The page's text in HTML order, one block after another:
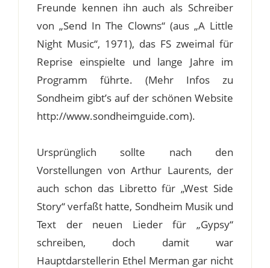
Freunde kennen ihn auch als Schreiber
von „Send In The Clowns“ (aus „A Little
Night Music“, 1971), das FS zweimal für
Reprise einspielte und lange Jahre im
Programm führte. (Mehr Infos zu
Sondheim gibt’s auf der schönen Website
http://www.sondheimguide.com).
Ursprünglich sollte nach den
Vorstellungen von Arthur Laurents, der
auch schon das Libretto für „West Side
Story“ verfaßt hatte, Sondheim Musik und
Text der neuen Lieder für „Gypsy“
schreiben, doch damit war
Hauptdarstellerin Ethel Merman gar nicht